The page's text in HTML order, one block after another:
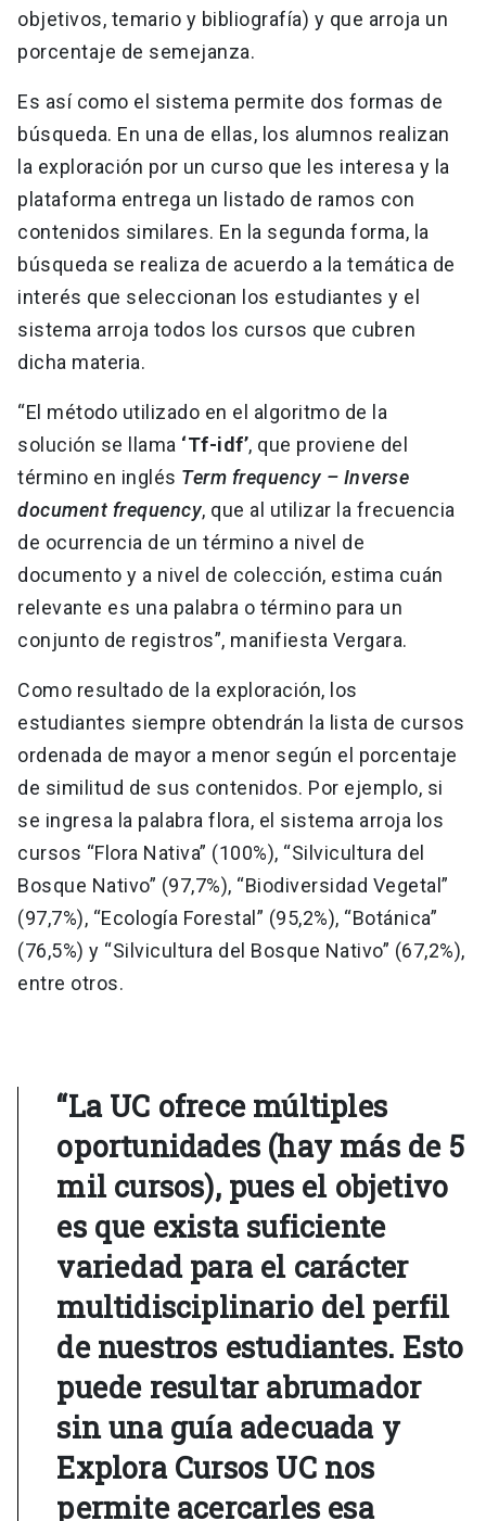
objetivos, temario y bibliografía) y que arroja un
porcentaje de semejanza.
Es así como el sistema permite dos formas de
búsqueda. En una de ellas, los alumnos realizan
la exploración por un curso que les interesa y la
plataforma entrega un listado de ramos con
contenidos similares. En la segunda forma, la
búsqueda se realiza de acuerdo a la temática de
interés que seleccionan los estudiantes y el
sistema arroja todos los cursos que cubren
dicha materia.
“El método utilizado en el algoritmo de la
solución se llama ‘Tf-idf’, que proviene del
término en inglés Term frequency – Inverse
document frequency, que al utilizar la frecuencia
de ocurrencia de un término a nivel de
documento y a nivel de colección, estima cuán
relevante es una palabra o término para un
conjunto de registros”, manifiesta Vergara.
Como resultado de la exploración, los
estudiantes siempre obtendrán la lista de cursos
ordenada de mayor a menor según el porcentaje
de similitud de sus contenidos. Por ejemplo, si
se ingresa la palabra flora, el sistema arroja los
cursos “Flora Nativa” (100%), “Silvicultura del
Bosque Nativo” (97,7%), “Biodiversidad Vegetal”
(97,7%), “Ecología Forestal” (95,2%), “Botánica”
(76,5%) y “Silvicultura del Bosque Nativo” (67,2%),
entre otros.
“La UC ofrece múltiples
oportunidades (hay más de 5
mil cursos), pues el objetivo
es que exista suficiente
variedad para el carácter
multidisciplinario del perfil
de nuestros estudiantes. Esto
puede resultar abrumador
sin una guía adecuada y
Explora Cursos UC nos
permite acercarles esa